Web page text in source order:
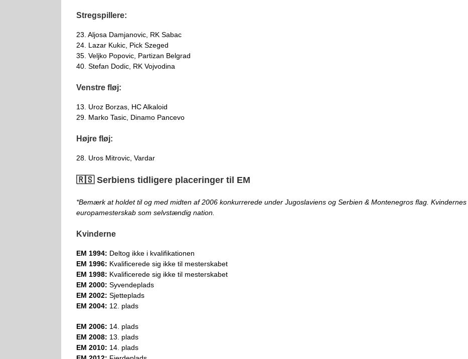
Stregspillere:
23. Aljosa Damjanovic, RK Sabac
24. Lazar Kukic, Pick Szeged
35. Veljko Popovic, Partizan Belgrad
40. Stefan Dodic, RK Vojvodina
Venstre fløj:
13. Uroz Borzas, HC Alkaloid
29. Marko Tasic, Dinamo Pancevo
Højre fløj:
28. Uros Mitrovic, Vardar
🇷🇸 Serbiens tidligere placeringer til EM
*Bemærk at holdet til og med midten af 2006 konkurrerede under Jugoslaviens og Serbien & Montenegros flag.
europamesterskab som selvstændig nation.
Kvinderne
EM 1994: Deltog ikke i kvalifikationen
EM 1996: Kvalificerede sig ikke til mesterskabet
EM 1998: Kvalificerede sig ikke til mesterskabet
EM 2000: Syvendeplads
EM 2002: Sjetteplads
EM 2004: 12. plads
EM 2006: 14. plads
EM 2008: 13. plads
EM 2010: 14. plads